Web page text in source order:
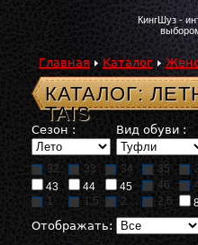
КингШуз -
Главная Каталог
КАТАЛОГ:
TAIS
Сезон : Вид обуви :
32 33 34 35
43
44 45 46
1
1,5 2 2,5
Отображать: